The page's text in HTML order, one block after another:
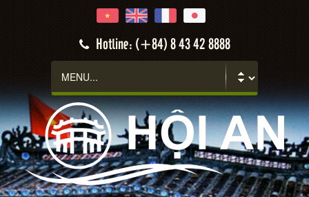
Hotline: (+84) 8 43 42 8888